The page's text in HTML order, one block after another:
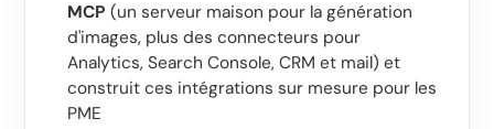
MCP (un serveur maison pour la génération
d'images, plus des connecteurs pour
Analytics, Search Console, CRM et mail) et
construit ces intégrations sur mesure pour les
PME